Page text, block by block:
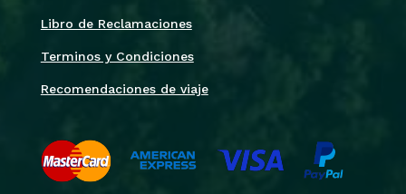
Libro de Reclamaciones
Terminos y Condiciones
Recomendaciones de viaje